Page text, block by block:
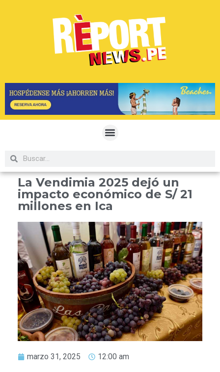
La Vendimia 2025 dejó un
impacto económico de S/ 21
millones en Ica
marzo 31, 2025 12:00 am